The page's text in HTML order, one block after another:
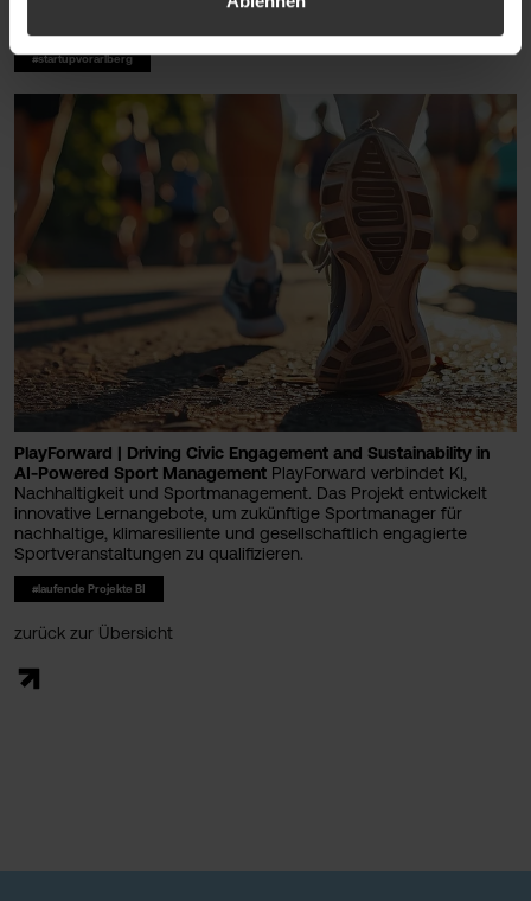
#startupvorarlberg
PlayForward | Driving Civic Engagement and Sustainability in
AI-Powered Sport Management PlayForward verbindet KI,
Nachhaltigkeit und Sportmanagement. Das Projekt entwickelt
innovative Lernangebote, um zukünftige Sportmanager für
nachhaltige, klimaresiliente und gesellschaftlich engagierte
Sportveranstaltungen zu qualifizieren.
#laufende Projekte BI
zurück zur Übersicht